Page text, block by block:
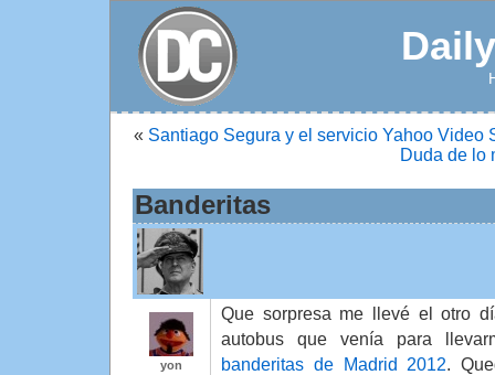
« Santiago Segura y el servicio Yahoo Video
Duda de lo
Banderitas
yon
Que sorpresa me llevé el otro
autobus que venía para
banderitas de Madrid 2012 .